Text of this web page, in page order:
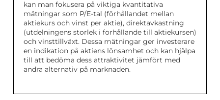
kan man fokusera på viktiga kvantitativa
mätningar som P/E-tal (förhållandet mellan
aktiekurs och vinst per aktie), direktavkastning
(utdelningens storlek i förhållande till aktiekursen)
och vinsttillväxt. Dessa mätningar ger investerare
en indikation på aktiens lönsamhet och kan hjälpa
till att bedöma dess attraktivitet jämfört med
andra alternativ på marknaden.